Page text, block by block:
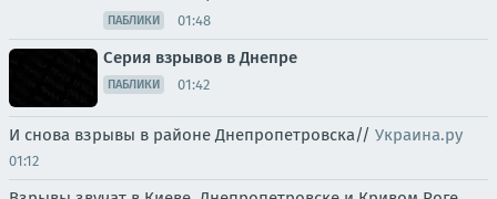
ПАБЛИКИ 01:48
Серия взрывов в Днепре
ПАБЛИКИ 01:42
И снова взрывы в районе Днепропетровска// Украина.ру
01:12